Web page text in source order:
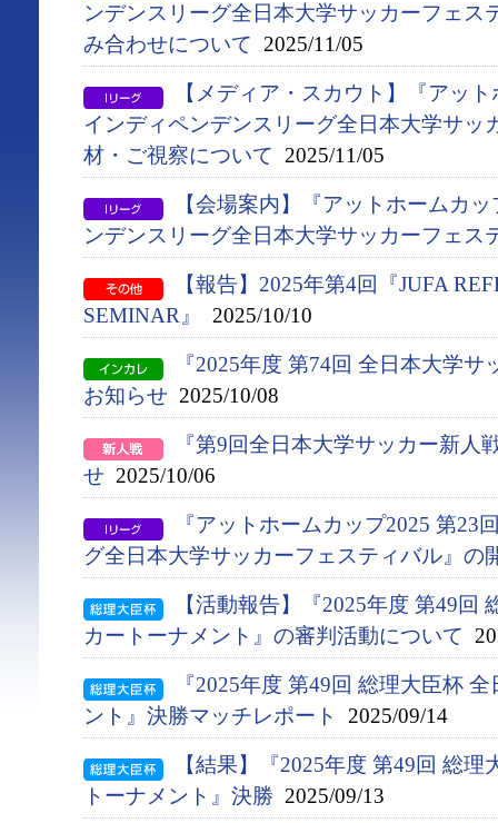
ンデンスリーグ全日本大学サッカーフェス
み合わせについて 2025/11/05
【メディア・スカウト】『アッ
インディペンデンスリーグ全日本大学サッ
材・ご視察について 2025/11/05
【会場案内】『アットホームカ
ンデンスリーグ全日本大学サッカーフェス
【報告】2025年第4回『JUFA
SEMINAR』
2025/10/10
『2025年度 第74回 全日本大学
お知らせ 2025/10/08
『第9回全日本大学サッカー新人
せ 2025/10/06
『アットホームカップ2025 第23
グ全日本大学サッカーフェスティバル』の
【活動報告】『2025年度 第49回
カートーナメント』の審判活動について
『2025年度 第49回 総理大臣杯
ント』決勝マッチレポート
2025/09/14
【結果】『2025年度 第49回 総
トーナメント』決勝 2025/09/13